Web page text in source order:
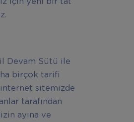
için yeni bir tat
Devam Sütü ile
birçok tarifi
internet sitemizde
tarafından
ayına ve